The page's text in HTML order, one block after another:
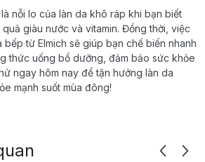
nỗi lo của làn da khô ráp khi bạn biết
giàu nước và vitamin. Đồng thời, việc
bếp từ Elmich sẽ giúp bạn chế biến nhanh
thức uống bổ dưỡng, đảm bảo sức khỏe
ngay hôm nay để tận hưởng làn da
mạnh suốt mùa đông!